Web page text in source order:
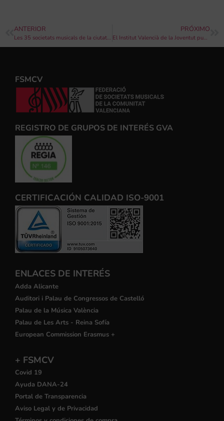
ANTERIOR
Les 35 societats musicals de la ciutat de València elegeixen Domingo Carles com a president comarcal per als pròxims quatre anys
PRÓXIMO
El Institut Valencià de la Joventut publica la convocatoria del programa de oferta concertada en las modalidadades Viu l’Hivern y Viu l’Estiu para los años 2019 y 2020
FSMCV
REGISTRO DE GRUPOS DE INTERÉS GVA
CERTIFICACIÓN CALIDAD ISO-9001
ENLACES DE INTERÉS
Adda Alicante
Auditori i Palau de Congressos de Castelló
Palau de la Música València
Palau de Les Arts - Reina Sofía
European Commission Erasmus +
+ FSMCV
Covid 19
Ayuda DANA-24
Portal de Transparencia
Aviso Legal y de Privacidad